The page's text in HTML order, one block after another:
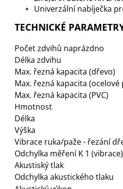
Univerzální nabíječka
TECHNICKÉ
Počet zdvihů naprázdno
Délka zdvihu
Max. řezná kapacita (dřevo)
Max. řezná kapacita
Max. řezná kapacita (PVC)
Hmotnost
Délka
Výška
Vibrace ruka/paže - řezání
Odchylka měření K 1 (vibrace)
Akustiský tlak
Odchylka akustického tlaku